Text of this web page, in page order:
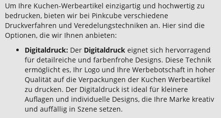
Um Ihre Kuchen-Werbeartikel einzigartig und hochwertig zu
bedrucken, bieten wir bei Pinkcube verschiedene
Druckverfahren und Veredelungstechniken an. Hier sind die
Optionen, die wir Ihnen anbieten:
Digitaldruck: Der Digitaldruck eignet sich hervorragend
für detailreiche und farbenfrohe Designs. Diese Technik
ermöglicht es, Ihr Logo und Ihre Werbebotschaft in hoher
Qualität auf die Verpackungen der Kuchen Werbeartikel
zu drucken. Der Digitaldruck ist ideal für kleinere
Auflagen und individuelle Designs, die Ihre Marke kreativ
und auffällig in Szene setzen.